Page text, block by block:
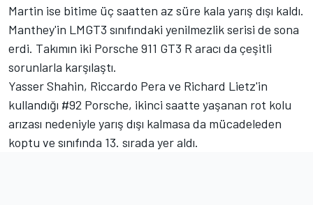
Martin ise bitime üç saatten az süre kala yarış dışı kaldı.
Manthey'in LMGT3 sınıfındaki yenilmezlik serisi de sona
erdi. Takımın iki Porsche 911 GT3 R aracı da çeşitli
sorunlarla karşılaştı.
Yasser Shahin, Riccardo Pera ve Richard Lietz'in
kullandığı #92 Porsche, ikinci saatte yaşanan rot kolu
arızası nedeniyle yarış dışı kalmasa da mücadeleden
koptu ve sınıfında 13. sırada yer aldı.